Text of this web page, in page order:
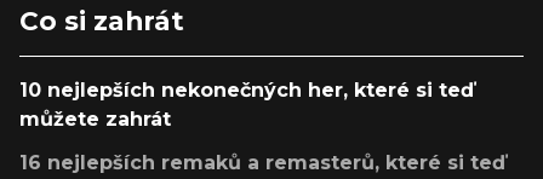
Co si zahrát
10 nejlepších nekonečných her, které si teď
můžete zahrát
16 nejlepších remaků a remasterů, které si teď